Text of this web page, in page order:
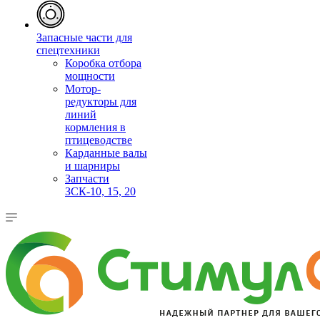
Запасные части для
спецтехники
Коробка отбора
мощности
Мотор-
редукторы для
линий
кормления в
птицеводстве
Карданные валы
и шарниры
Запчасти
ЗСК-10, 15, 20